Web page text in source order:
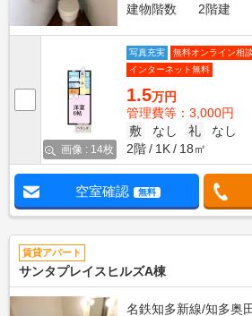
建物階数
2階建
画像 : 14枚
写真充実
無料オンライン相
インターネット無料
1.5万円
管理費等：3,000円
敷
なし 礼
なし
2階
1K 18㎡
空室確認 無料
賃貸アパート
サンタプレイスヒルズA棟
名鉄知多新線/知多奥